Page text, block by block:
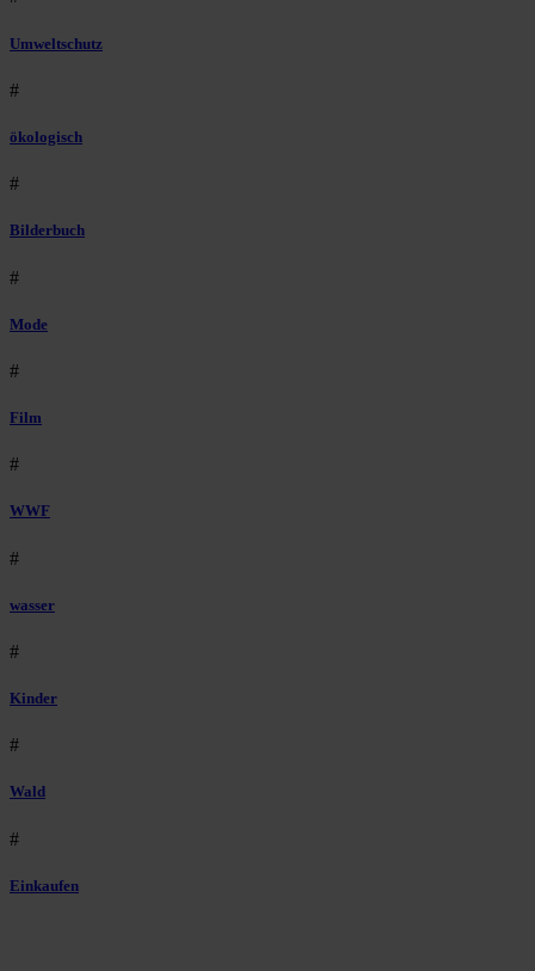
Umweltschutz
#
ökologisch
#
Bilderbuch
#
Mode
#
Film
#
WWF
#
wasser
#
Kinder
#
Wald
#
Einkaufen